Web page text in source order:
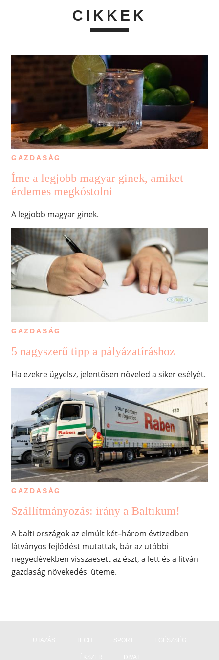
CIKKEK
GAZDASÁG
Íme a legjobb magyar ginek, amiket
érdemes megkóstolni
A legjobb magyar ginek.
GAZDASÁG
5 nagyszerű tipp a pályázatíráshoz
Ha ezekre ügyelsz, jelentősen növeled a siker esélyét.
GAZDASÁG
Szállítmányozás: irány a Baltikum!
A balti országok az elmúlt két–három évtizedben
látványos fejlődést mutattak, bár az utóbbi
negyedévekben visszaesett az észt, a lett és a litván
gazdaság növekedési üteme.